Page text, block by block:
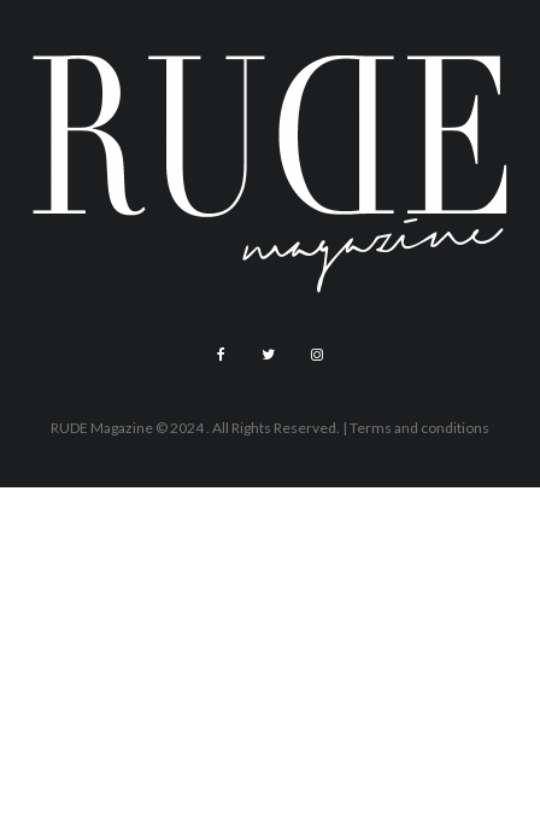
RUDE Magazine © 2024 . All Rights Reserved. | Terms and conditions